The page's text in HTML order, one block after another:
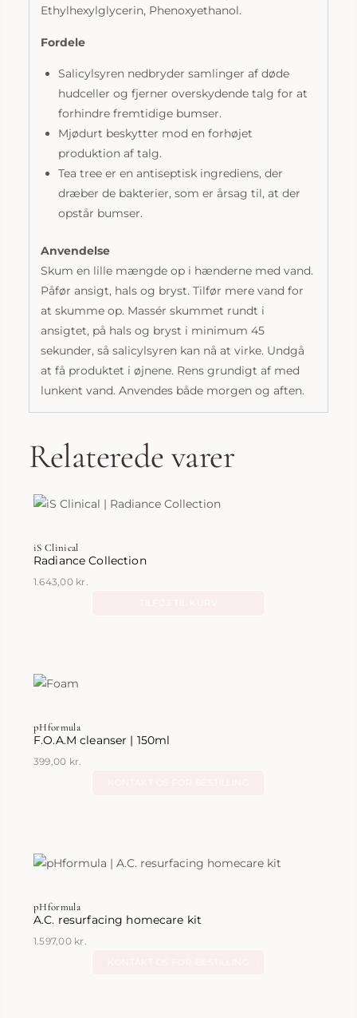
Ethylhexylglycerin, Phenoxyethanol.
Fordele
Salicylsyren nedbryder samlinger af døde
hudceller og fjerner overskydende talg for at
forhindre fremtidige bumser.
Mjødurt beskytter mod en forhøjet
produktion af talg.
Tea tree er en antiseptisk ingrediens, der
dræber de bakterier, som er årsag til, at der
opstår bumser.
Anvendelse
Skum en lille mængde op i hænderne med vand.
Påfør ansigt, hals og bryst. Tilfør mere vand for
at skumme op. Massér skummet rundt i
ansigtet, på hals og bryst i minimum 45
sekunder, så salicylsyren kan nå at virke. Undgå
at få produktet i øjnene. Rens grundigt af med
lunkent vand. Anvendes både morgen og aften.
Relaterede varer
iS Clinical
Radiance Collection
1.643,00 kr.
pHformula
F.O.A.M cleanser | 150ml
399,00 kr.
pHformula
A.C. resurfacing homecare kit
1.597,00 kr.